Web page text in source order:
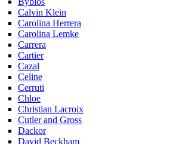
Calvin Klein
Carolina Herrera
Carolina Lemke
Carrera
Cartier
Cazal
Celine
Cerruti
Chloe
Christian Lacroix
Cutler and Gross
Dackor
David Beckham